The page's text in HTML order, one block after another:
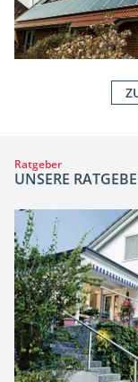
Ratgeber
UNSERE